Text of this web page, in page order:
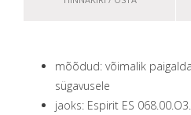
mõõdud: võimalik
sügavusele
jaoks: Espirit ES